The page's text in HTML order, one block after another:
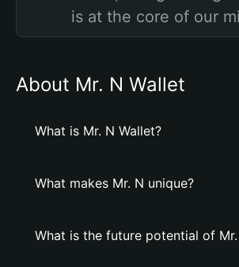
is at the core of our
About Mr. N Wallet
What is Mr. N Wallet?
What makes Mr. N unique?
What is the future potential of Mr.